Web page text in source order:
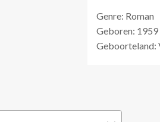
Genre: Roman
Geboren: 1959
Geboorteland: